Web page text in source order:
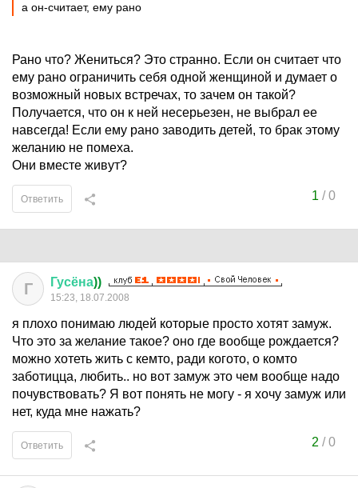
а он-считает, ему рано
Рано что? Жениться? Это странно. Если он считает что
ему рано ограничить себя одной женщиной и думает о
возможный новых встречах, то зачем он такой?
Получается, что он к ней несерьезен, не выбрал ее
навсегда! Если ему рано заводить детей, то брак этому
желанию не помеха.
Они вместе живут?
1 /0
Ответить
Г Гусёна))
15:23, 18.07.2008
я плохо понимаю людей которые просто хотят замуж.
Что это за желание такое? оно где вообще рождается?
можно хотеть жить с кемто, ради когото, о комто
заботицца, любить.. но вот замуж это чем вообще надо
почувствовать? Я вот понять не могу - я хочу замуж или
нет, куда мне нажать?
2 /0
Ответить